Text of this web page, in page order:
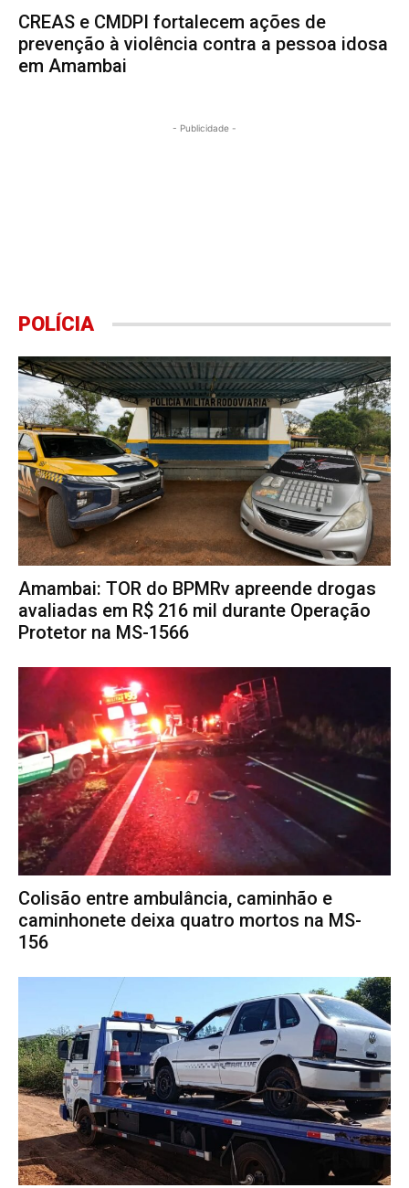
CREAS e CMDPI fortalecem ações de
prevenção à violência contra a pessoa idosa
em Amambai
- Publicidade -
POLÍCIA
Amambai: TOR do BPMRv apreende drogas
avaliadas em R$ 216 mil durante Operação
Protetor na MS-1566
Colisão entre ambulância, caminhão e
caminhonete deixa quatro mortos na MS-
156